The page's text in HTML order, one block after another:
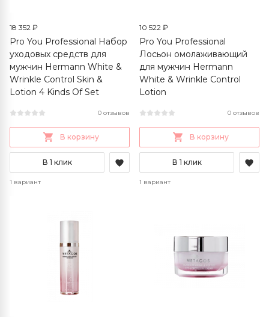
18 352 ₽
Pro You Professional Набор
уходовых средств для
мужчин Hermann White &
Wrinkle Control Skin &
Lotion 4 Kinds Of Set
0 отзывов
В корзину
В 1 клик
1 вариант
10 522 ₽
Pro You Professional
Лосьон омолаживающий
для мужчин Hermann
White & Wrinkle Control
Lotion
0 отзывов
В корзину
В 1 клик
1 вариант